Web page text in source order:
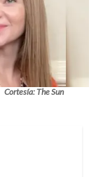
Cortesía: The Sun